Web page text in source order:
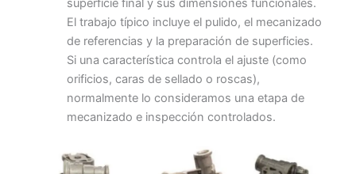
El trabajo típico incluye el pulido, el mecanizado
de referencias y la preparación de superficies.
Si una característica controla el ajuste (como
orificios, caras de sellado o roscas),
normalmente lo consideramos una etapa de
mecanizado e inspección controlados.